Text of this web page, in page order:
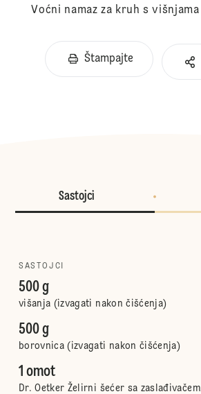
Voćni namaz za kruh s
Štampajte
Sastojci
SASTOJCI
500 g
višanja (izvagati nakon čišćenja)
500 g
borovnica (izvagati nakon čišćenja)
1 omot
Dr. Oetker Želirni šećer sa